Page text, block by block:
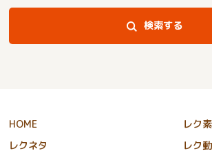
検索する
HOME
レク
レクネタ
レク